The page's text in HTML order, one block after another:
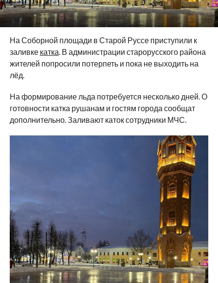
На Соборной площади в Старой Руссе приступили к
заливке катка . В администрации старорусского района
жителей попросили потерпеть и пока не выходить на
лёд.
На формирование льда потребуется несколько дней. О
готовности катка рушанам и гостям города сообщат
дополнительно. Заливают каток сотрудники МЧС.